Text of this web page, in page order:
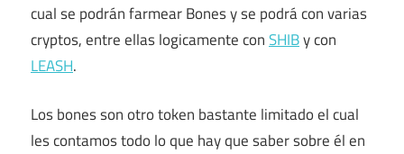
cual se podrán farmear Bones y se podrá con varias
cryptos, entre ellas logicamente conSHIBy con
LEASH.
Los bones son otro token bastante limitado el cual
les contamos todo lo que hay que saber sobre él en